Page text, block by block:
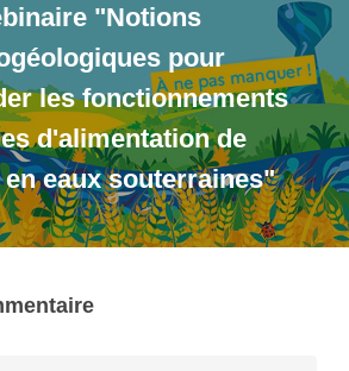
"Notions
pour
les fonctionnements
d'alimentation de
en eaux souterraines"